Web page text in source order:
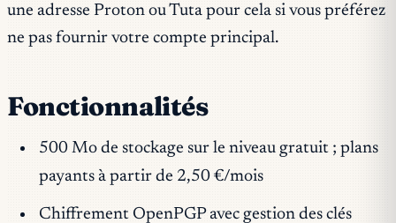
une adresse Proton ou Tuta pour cela si vous préférez
ne pas fournir votre compte principal.
Fonctionnalités
500 Mo de stockage sur le niveau gratuit ; plans
payants à partir de 2,50 €/mois
Chiffrement OpenPGP avec gestion des clés